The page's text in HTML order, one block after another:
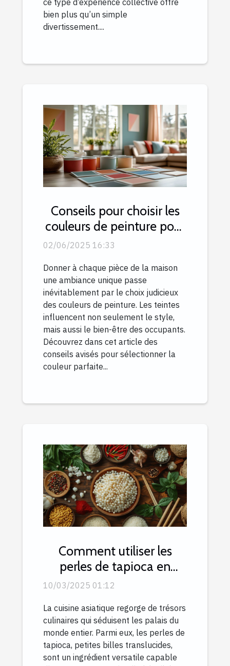
bien plus qu’un simple
divertissement....
Conseils pour choisir les
couleurs de peinture pour
chaque pièce de la
02/06/2025 16:33
Donner à chaque pièce de la maison
une ambiance unique passe
inévitablement par le choix judicieux
des couleurs de peinture. Les teintes
influencent non seulement le style,
mais aussi le bien-être des occupants.
Découvrez dans cet article des
conseils avisés pour sélectionner la
couleur parfaite...
Comment utiliser les
perles de tapioca en
cuisine asiatique
10/03/2025 01:12
La cuisine asiatique regorge de trésors
culinaires qui séduisent les palais du
monde entier. Parmi eux, les perles de
tapioca, petites billes translucides,
sont un ingrédient versatile capable